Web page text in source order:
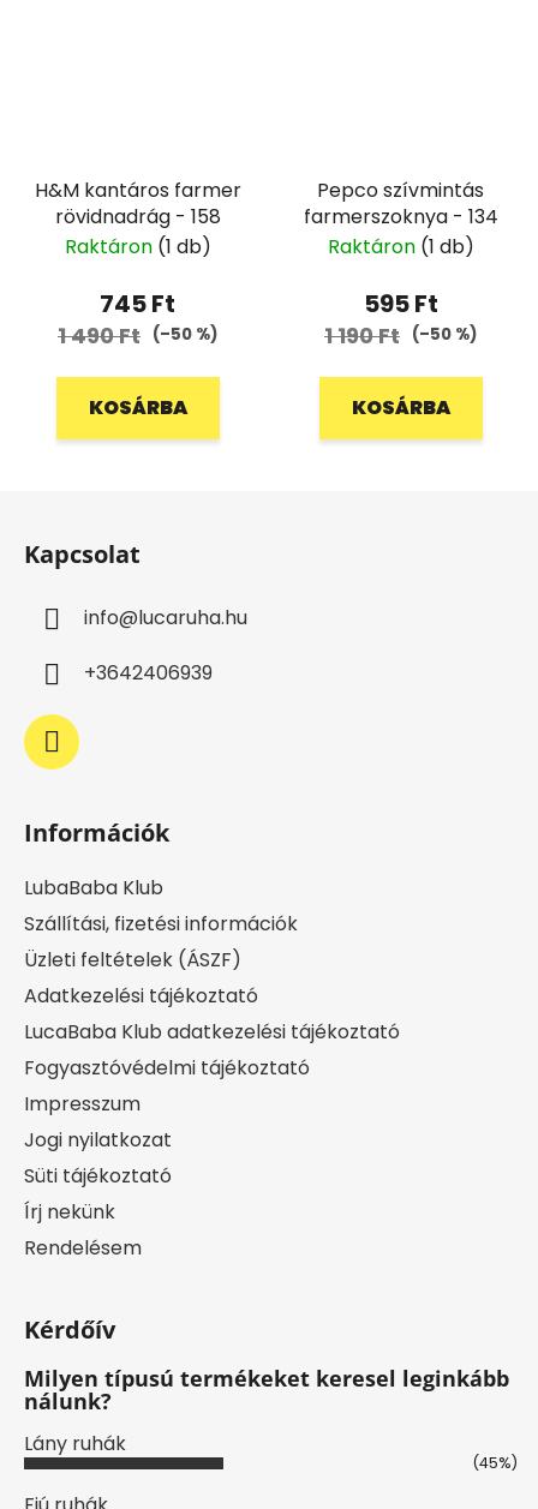
H&M kantáros farmer
rövidnadrág - 158
Raktáron (1 db)
745 Ft
1 490 Ft (–50 %)
KOSÁRBA
Pepco szívmintás
farmerszoknya - 134
Raktáron (1 db)
595 Ft
1 190 Ft (–50 %)
KOSÁRBA
Kapcsolat
info@lucaruha.hu
+3642406939
Információk
LubaBaba Klub
Szállítási, fizetési információk
Üzleti feltételek (ÁSZF)
Adatkezelési tájékoztató
LucaBaba Klub adatkezelési tájékoztató
Fogyasztóvédelmi tájékoztató
Impresszum
Jogi nyilatkozat
Süti tájékoztató
Írj nekünk
Rendelésem
Kérdőív
Milyen típusú termékeket keresel leginkább
nálunk?
Lány ruhák
(45%)